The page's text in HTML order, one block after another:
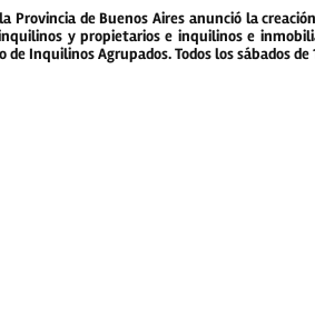
Provincia de Buenos Aires anunció la
y propietarios e inquilinos e
Inquilinos Agrupados. Todos los sábados de